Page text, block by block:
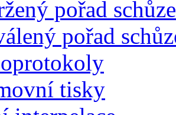
pořad schůze
pořad
tisky